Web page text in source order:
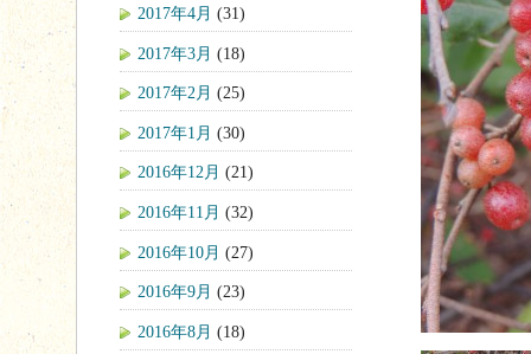
2017年4月 (31)
2017年3月 (18)
2017年2月 (25)
2017年1月 (30)
2016年12月 (21)
2016年11月 (32)
2016年10月 (27)
2016年9月 (23)
2016年8月 (18)